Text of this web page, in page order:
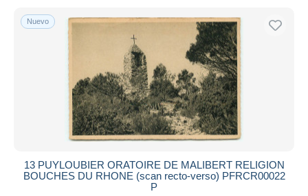
Nuevo
13 PUYLOUBIER ORATOIRE DE MALIBERT RELIGION
BOUCHES DU RHONE (scan recto-verso) PFRCR00022
P